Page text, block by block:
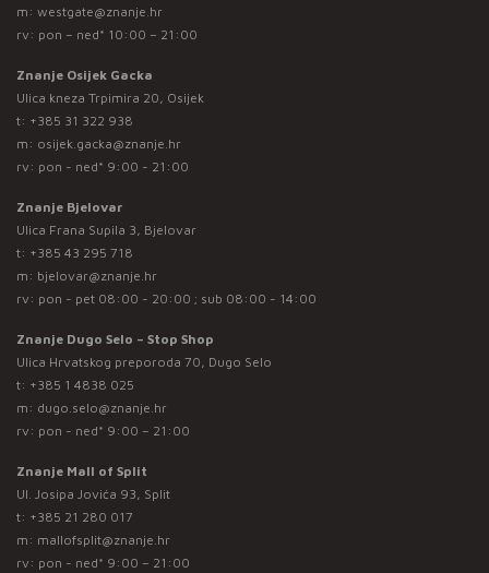
m: westgate@znanje.hr
rv: pon – ned* 10:00 – 21:00
Znanje Osijek Gacka
Ulica kneza Trpimira 20, Osijek
t: +385 31 322 938
m: osijek.gacka@znanje.hr
rv: pon - ned* 9:00 - 21:00
Znanje Bjelovar
Ulica Frana Supila 3, Bjelovar
t: +385 43 295 718
m: bjelovar@znanje.hr
rv: pon - pet 08:00 - 20:00 ; sub 08:00 - 14:00
Znanje Dugo Selo – Stop Shop
Ulica Hrvatskog preporoda 70, Dugo Selo
t: +385 1 4838 025
m: dugo.selo@znanje.hr
rv: pon - ned* 9:00 – 21:00
Znanje Mall of Split
Ul. Josipa Jovića 93, Split
t: +385 21 280 017
m: mallofsplit@znanje.hr
rv: pon - ned* 9:00 – 21:00